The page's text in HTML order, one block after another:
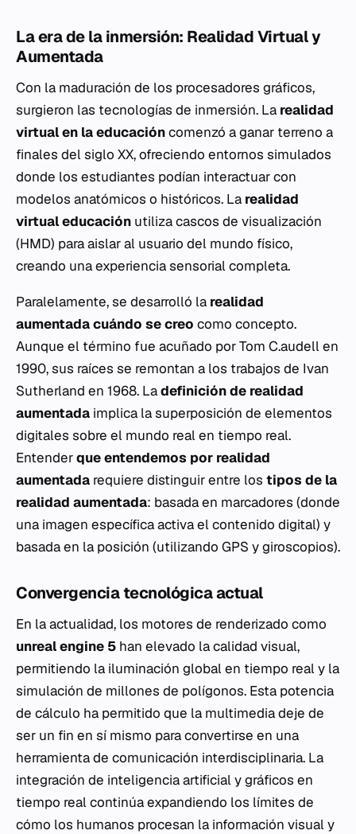
La era de la inmersión: Realidad Virtual y
Aumentada
Con la maduración de los procesadores gráficos,
surgieron las tecnologías de inmersión. La realidad
virtual en la educacióncomenzó a ganar terreno a
finales del siglo XX, ofreciendo entornos simulados
donde los estudiantes podían interactuar con
modelos anatómicos o históricos. La realidad
virtual educación utiliza cascos de visualización
(HMD) para aislar al usuario del mundo físico,
creando una experiencia sensorial completa.
Paralelamente, se desarrolló la realidad
aumentada cuándo se creo como concepto.
Aunque el término fue acuñado por Tom C.audell en
1990, sus raíces se remontan a los trabajos de Ivan
Sutherland en 1968. Ladefinición de realidad
aumentada implica la superposición de elementos
digitales sobre el mundo real en tiempo real.
Entenderque entendemos por realidad
aumentada requiere distinguir entre los tipos de la
realidad aumentada: basada en marcadores (donde
una imagen específica activa el contenido digital) y
basada en la posición (utilizando GPS y giroscopios).
Convergencia tecnológica actual
En la actualidad, los motores de renderizado como
unreal engine 5 han elevado la calidad visual,
permitiendo la iluminación global en tiempo real y la
simulación de millones de polígonos. Esta potencia
de cálculo ha permitido que la multimedia deje de
ser un fin en sí mismo para convertirse en una
herramienta de comunicación interdisciplinaria. La
integración de inteligencia artificial y gráficos en
tiempo real continúa expandiendo los límites de
cómo los humanos procesan la información visual y